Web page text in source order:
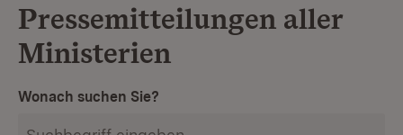
Pressemitteilungen aller
Ministerien
Wonach suchen Sie?